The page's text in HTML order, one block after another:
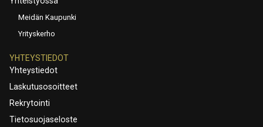
Meidän Kaupunki
Yrityskerho
YHTEYSTIEDOT
Yhteystiedot
Laskutusosoitteet
Rekrytointi
Tietosuojaseloste